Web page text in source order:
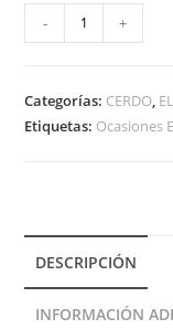
- +
t
e
v
Categorías: CERDO,
Etiquetas: Ocasiones
DESCRIPCIÓN
INFORMACIÓN